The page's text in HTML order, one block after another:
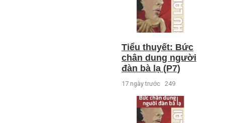
Tiểu thuyết: Bức
chân dung người
đàn bà lạ (P7)
17 ngày trước 249